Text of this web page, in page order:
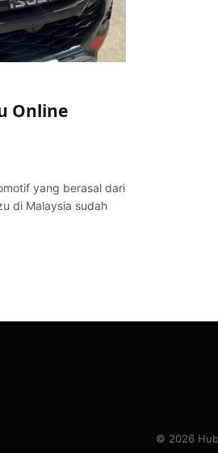
Online
yang berasal dari
di Malaysia sudah
© 2026